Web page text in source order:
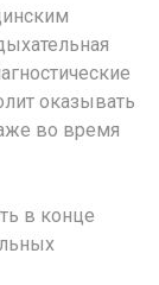
оказывать
во время
в конце